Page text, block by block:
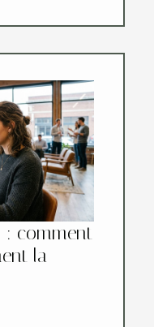
: comment
la